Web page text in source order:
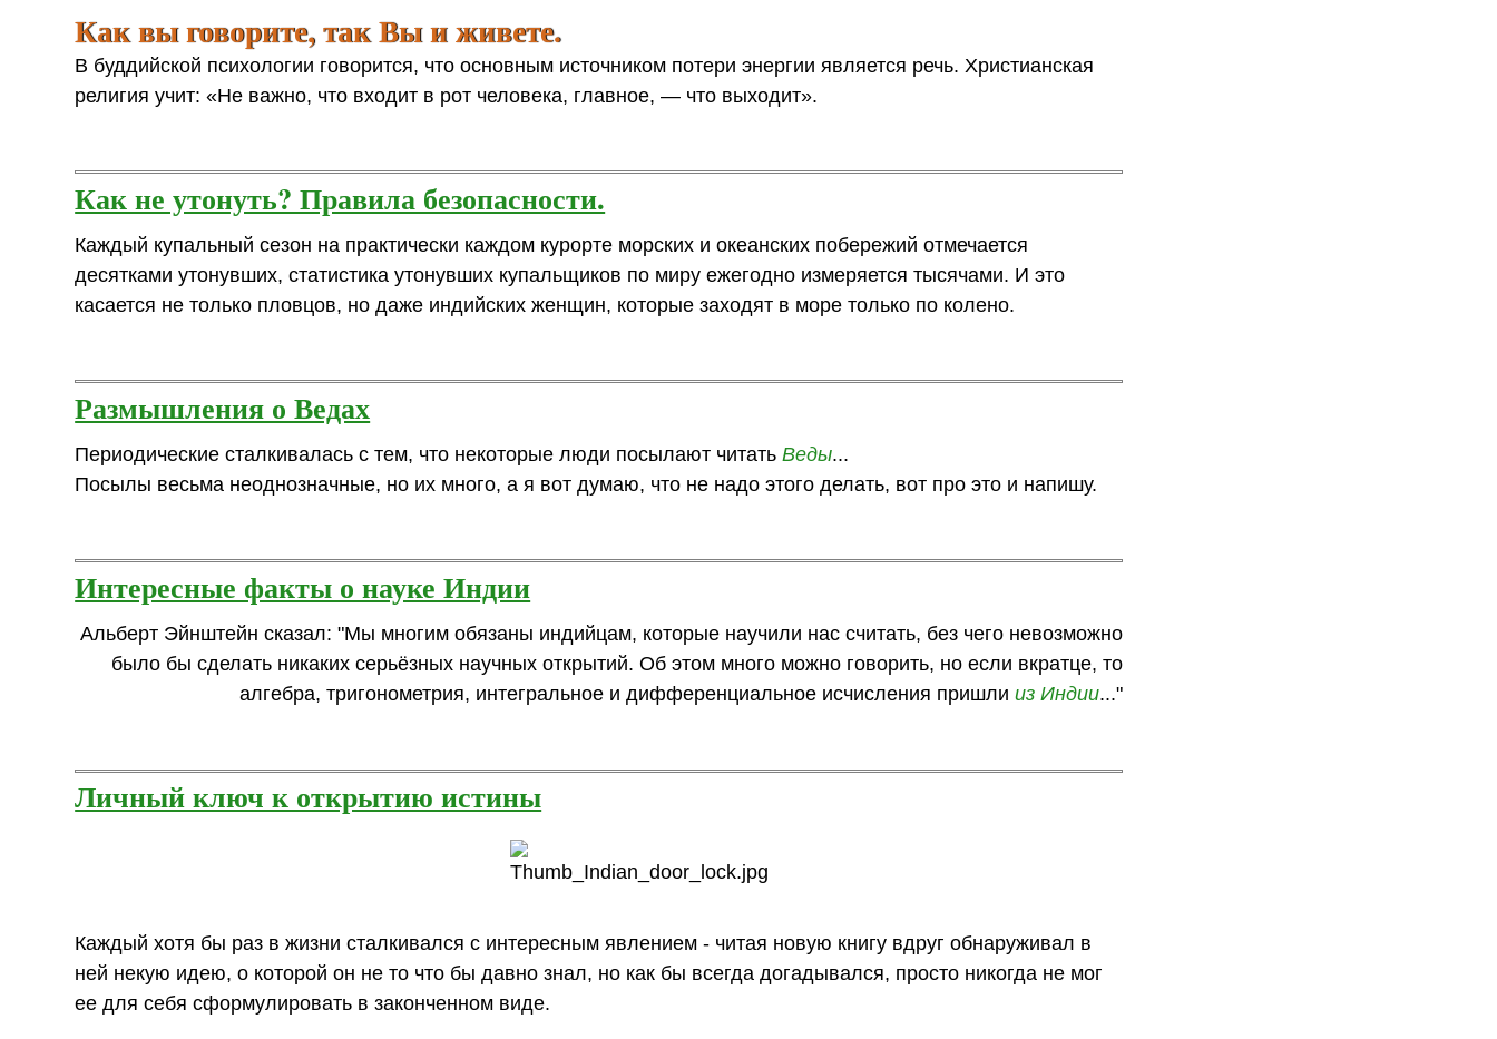
Как вы говорите, так Вы и живете.
В буддийской психологии говорится, что основным источником потери энергии является речь. Христианская
религия учит: «Не важно, что входит в рот человека, главное, — что выходит».
Как не утонуть? Правила безопасности.
Каждый купальный сезон на практически каждом курорте морских и океанских побережий отмечается
десятками утонувших, статистика утонувших купальщиков по миру ежегодно измеряется тысячами. И это
касается не только пловцов, но даже индийских женщин, которые заходят в море только по колено.
Размышления о Ведах
Периодические сталкивалась с тем, что некоторые люди посылают читатьВеды...
Посылы весьма неоднозначные, но их много, а я вот думаю, что не надо этого делать, вот про это и напишу.
Интересные факты о науке Индии
Альберт Эйнштейн сказал: "Мы многим обязаны индийцам, которые научили нас считать, без чего невозможно
было бы сделать никаких серьёзных научных открытий. Об этом много можно говорить, но если вкратце, то
алгебра, тригонометрия, интегральное и дифференциальное исчисления пришли из Индии..."
Личный ключ к открытию истины
Каждый хотя бы раз в жизни сталкивался с интересным явлением - читая новую книгу вдруг обнаруживал в
ней некую идею, о которой он не то что бы давно знал, но как бы всегда догадывался, просто никогда не мог
ее для себя сформулировать в законченном виде.